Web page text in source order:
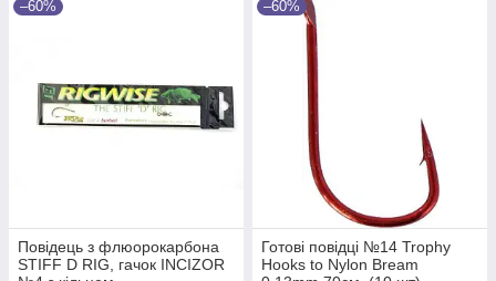
–60%
Повідець з флюорокарбона
STIFF D RIG, гачок INCIZOR
–60%
Готові повідці №14 Trophy
Hooks to Nylon Bream